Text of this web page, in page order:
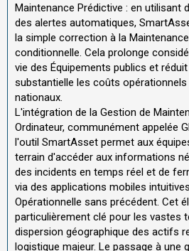
Maintenance Prédictive : en utilisant
des alertes automatiques,
la simple correction à la
conditionnelle. Cela prolonge
vie des Équipements publics et
substantielle les coûts
nationaux.
L'intégration de la Gestion de
Ordinateur, communément appelée
l'outil SmartAsset permet aux
terrain d'accéder aux informations
des incidents en temps réel et de
via des applications mobiles
Opérationnelle sans précédent. Cet
particulièrement clé pour les vastes
dispersion géographique des actifs
logistique majeur. Le passage à une